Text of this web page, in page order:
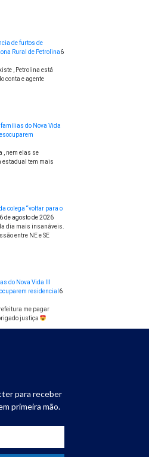
de furtos de
Rural de Petrolina6
, Petrolina está
conta e agente
do Nova Vida
, nem elas se
estadual tem mais
colega “voltar para o
de agosto de 2026
dia mais insanáveis.
entre NE e SE
do Nova Vida III
residencial 6
me pagar
justiça
para receber
primeira mão.